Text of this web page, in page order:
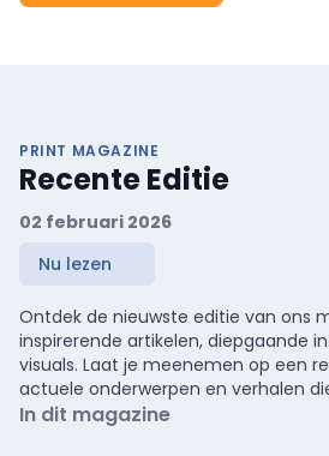
PRINT MAGAZINE
Recente Editie
02 februari 2026
Nu lezen
Ontdek de nieuwste editie van ons
inspirerende artikelen, diepgaande
visuals. Laat je meenemen op een
actuele onderwerpen en verhalen
In dit magazine